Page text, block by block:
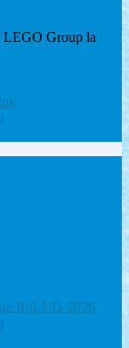
LEGO Group la
RoLUG 2026